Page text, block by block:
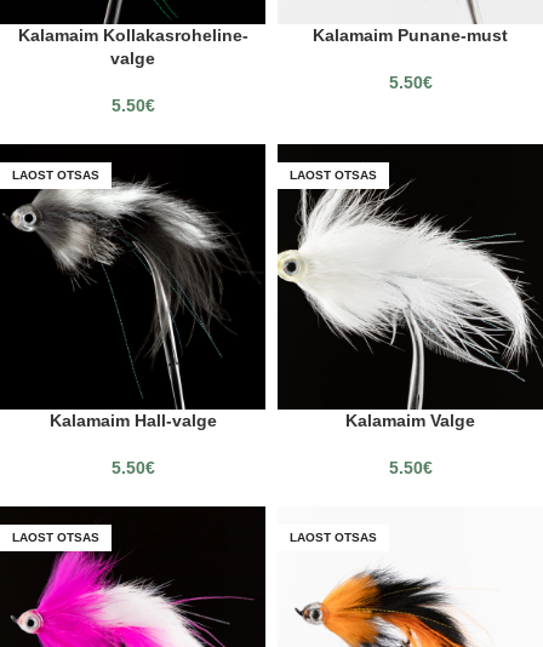
Kalamaim Kollakasroheline-
valge
5.50€
Kalamaim Punane-must
5.50€
LAOST OTSAS
Kalamaim Hall-valge
5.50€
LAOST OTSAS
Kalamaim Valge
5.50€
LAOST OTSAS LAOST OTSAS